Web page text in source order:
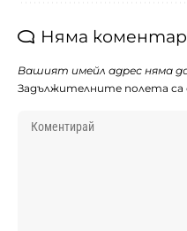
Няма
Вашият имейл адрес няма
Задължителните полета са